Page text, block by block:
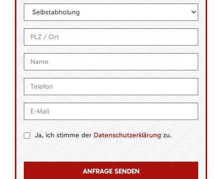
Ja, ich stimme derDatenschutzerklärungzu.